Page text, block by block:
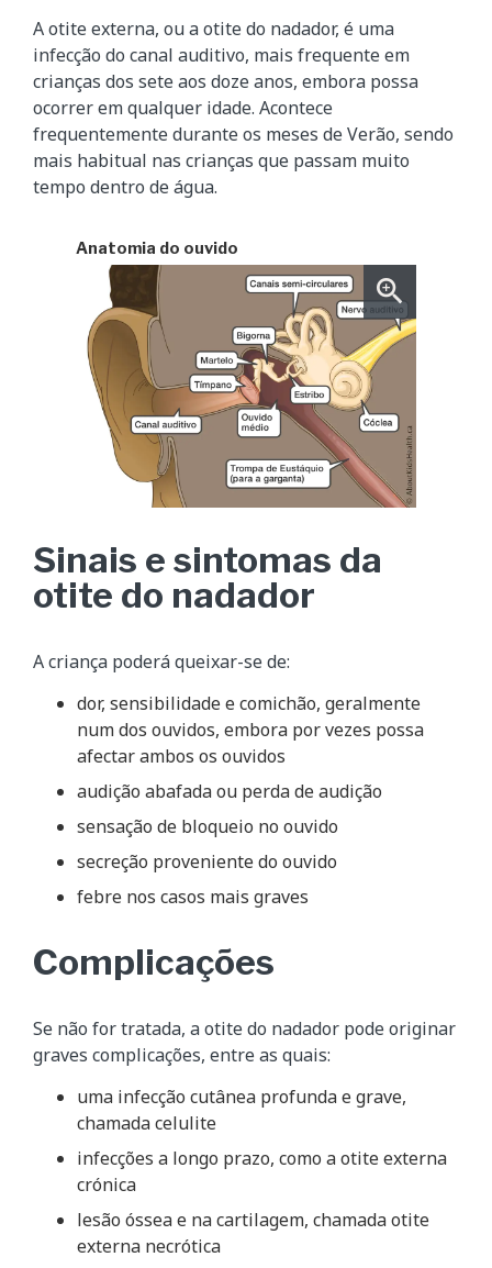
A otite externa, ou a otite do nadador, é uma
infecção do canal auditivo, mais frequente em
crianças dos sete aos doze anos, embora possa
ocorrer em qualquer idade. Acontece
frequentemente durante os meses de Verão, sendo
mais habitual nas crianças que passam muito
tempo dentro de água.
Anatomia do ouvido
Sinais e sintomas da
otite do nadador
A criança poderá queixar-se de:
dor, sensibilidade e comichão, geralmente
num dos ouvidos, embora por vezes possa
afectar ambos os ouvidos
audição abafada ou perda de audição
sensação de bloqueio no ouvido
secreção proveniente do ouvido
febre nos casos mais graves
Complicações
Se não for tratada, a otite do nadador pode originar
graves complicações, entre as quais:
uma infecção cutânea profunda e grave,
chamada celulite
infecções a longo prazo, como a otite externa
crónica
lesão óssea e na cartilagem, chamada otite
externa necrótica